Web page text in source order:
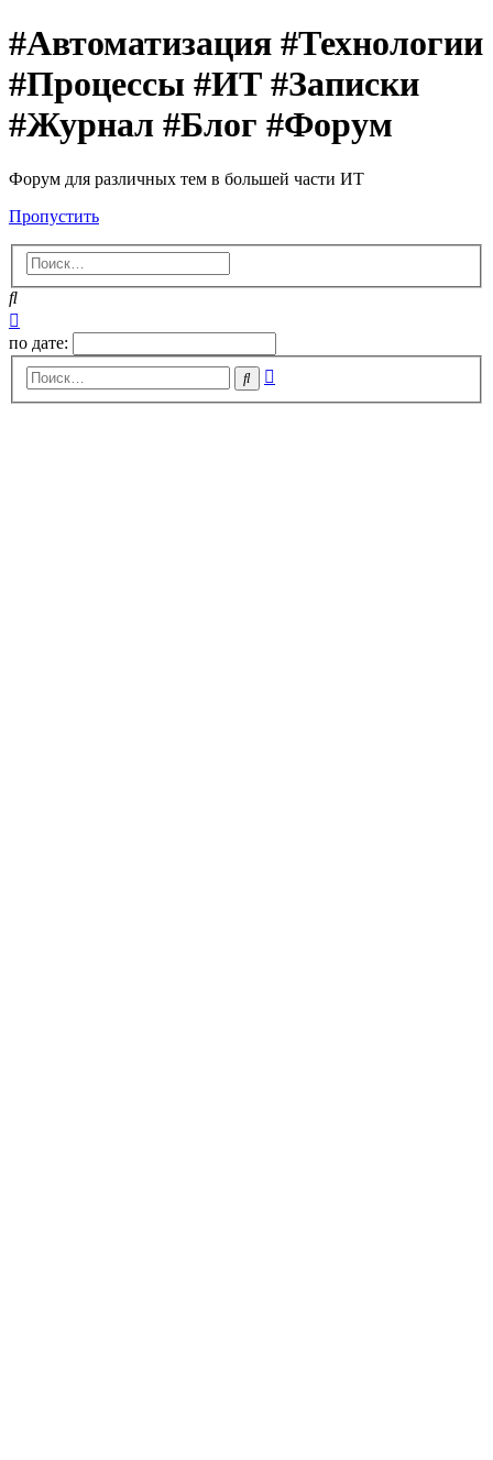
#Автоматизация #Технологии
#Процессы #ИТ #Записки
#Журнал #Блог #Форум
Форум для различных тем в большей части ИТ
Пропустить
Поиск
поиск
по дате:
Поиск